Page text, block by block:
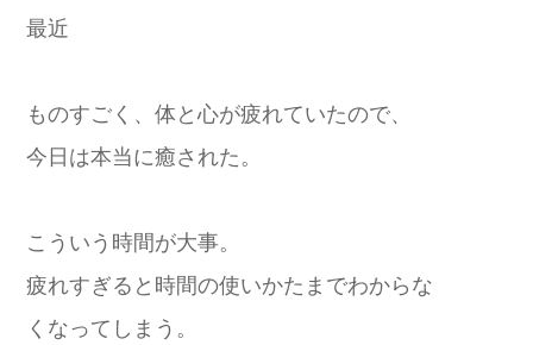
最近
ものすごく、体と心が疲れていたので、
今日は本当に癒された。
こういう時間が大事。
疲れすぎると時間の使いかたまでわからな
くなってしまう。